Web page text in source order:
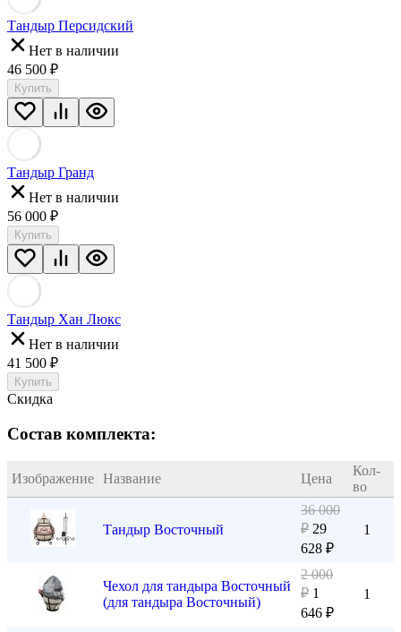
Тандыр Персидский
Нет в наличии
46 500 ₽
Купить
Тандыр Гранд
Нет в наличии
56 000 ₽
Купить
Тандыр Хан Люкс
Нет в наличии
41 500 ₽
Купить
Скидка
Состав комплекта:
Изображение Название Цена
Кол-
во
Тандыр Восточный
36 000
₽ 29
628 ₽
1
Чехол для тандыра Восточный
(для тандыра Восточный)
2 000
₽ 1
646 ₽
1